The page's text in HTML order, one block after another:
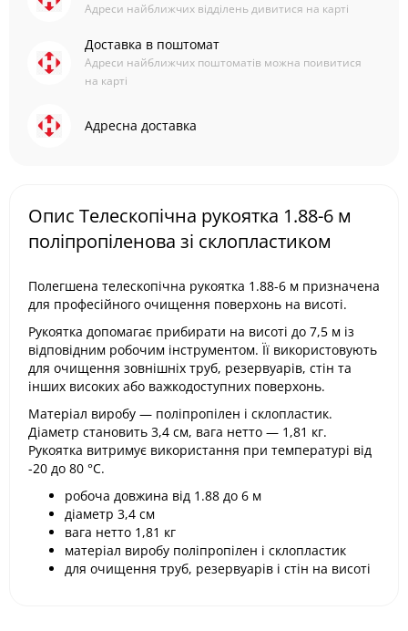
Адреси найближчих відділень дивитися на карті
Доставка в поштомат
Адреси найближчих поштоматів можна поивитися
на карті
Адресна доставка
Опис Телескопічна рукоятка 1.88-6 м
поліпропіленова зі склопластиком
Полегшена телескопічна рукоятка 1.88-6 м призначена
для професійного очищення поверхонь на висоті.
Рукоятка допомагає прибирати на висоті до 7,5 м із
відповідним робочим інструментом. Її використовують
для очищення зовнішніх труб, резервуарів, стін та
інших високих або важкодоступних поверхонь.
Матеріал виробу — поліпропілен і склопластик.
Діаметр становить 3,4 см, вага нетто — 1,81 кг.
Рукоятка витримує використання при температурі від
-20 до 80 °C.
робоча довжина від 1.88 до 6 м
діаметр 3,4 см
вага нетто 1,81 кг
матеріал виробу поліпропілен і склопластик
для очищення труб, резервуарів і стін на висоті